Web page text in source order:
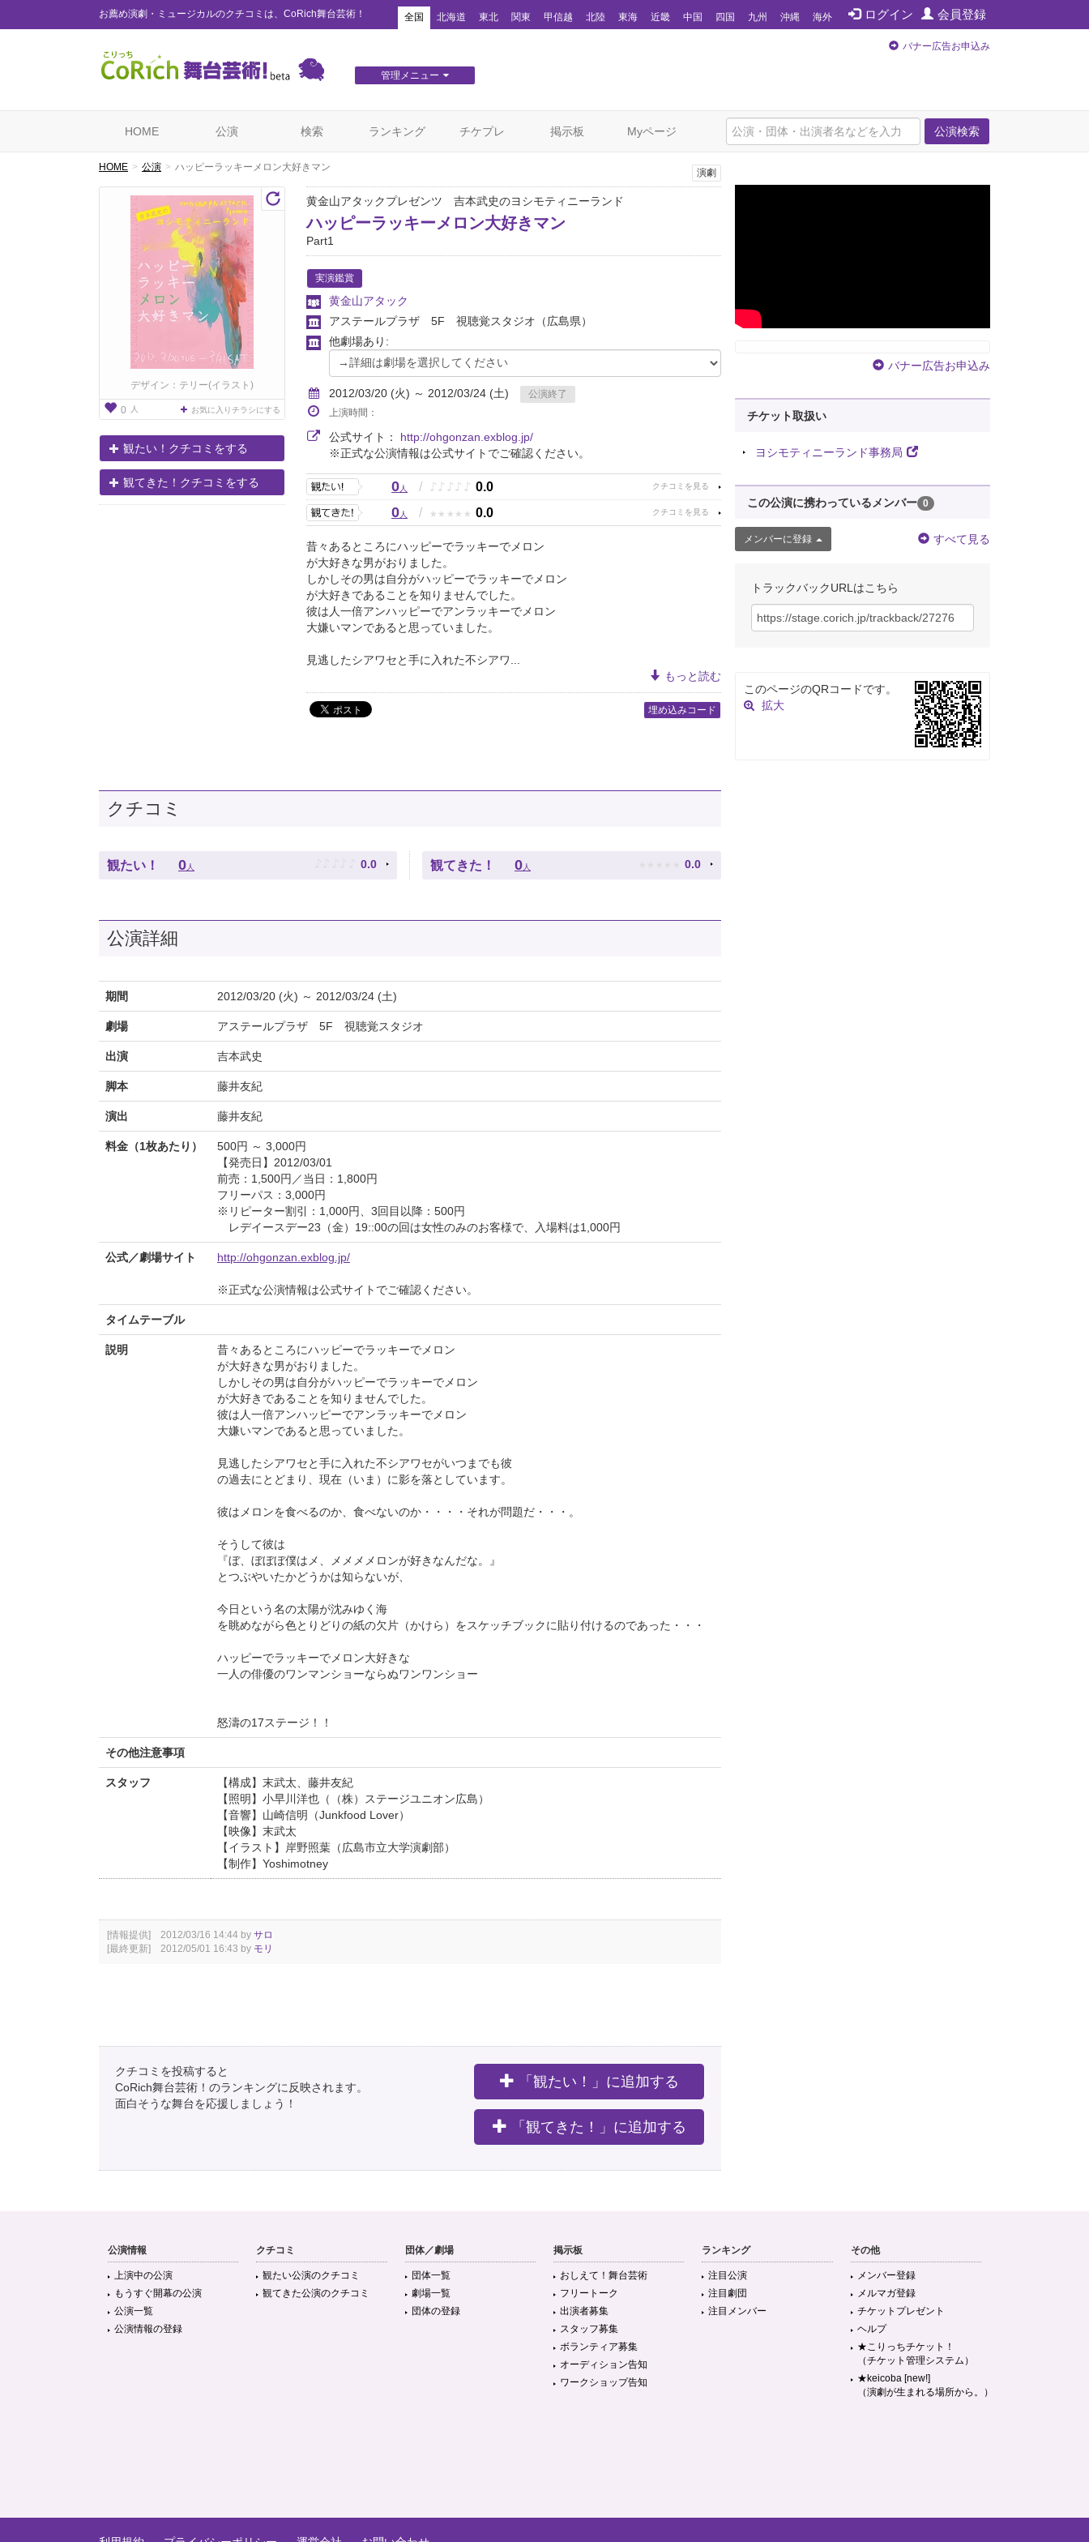
お薦め演劇・ミュージカルのクチコミは、CoRich舞台芸術！ ログイン 会員登録
全国 北海道 東北 関東 甲信越 北陸 東海 近畿 中国 四国 九州 沖縄 海外
管理メニュー
バナー広告お申込み
公演検索
HOME 公演 検索 ランキング チケプレ 掲示板 Myページ
HOME 公演 ハッピーラッキーメロン大好きマン
デザイン：テリー(イラスト)
0 人 お気に入りチラシにする
観たい！クチコミをする
観てきた！クチコミをする
演劇
黄金山アタックプレゼンツ 吉本武史のヨシモティニーランド
ハッピーラッキーメロン大好きマン
Part1
実演鑑賞
黄金山アタック
アステールプラザ 5F 視聴覚スタジオ （広島県）
他劇場あり:
2012/03/20 (火) ～ 2012/03/24 (土)
公演終了
上演時間：
公式サイト： http://ohgonzan.exblog.jp/
※正式な公演情報は公式サイトでご確認ください。
0人 / ♪ ♪ ♪ ♪ ♪ 0.0
0人 / ★ ★ ★ ★ ★ 0.0
昔々あるところにハッピーでラッキーでメロン
が大好きな男がおりました。
しかしその男は自分がハッピーでラッキーでメロン
が大好きであることを知りませんでした。
彼は人一倍アンハッピーでアンラッキーでメロン
大嫌いマンであると思っていました。
見逃したシアワセと手に入れた不シアワ...
もっと読む
埋め込みコード
クチコミ
観たい！ 0 人 ♪ ♪ ♪ ♪ ♪ 0.0 観てきた！ 0 人 ★ ★ ★ ★ ★ 0.0
公演詳細
期間 2012/03/20 (火) ～ 2012/03/24 (土)
劇場 アステールプラザ 5F 視聴覚スタジオ
出演 吉本武史
脚本 藤井友紀
演出 藤井友紀
料金（1枚あたり）
500円 ～ 3,000円
【発売日】2012/03/01
前売：1,500円／当日：1,800円
フリーパス：3,000円
※リピーター割引：1,000円、3回目以降：500円
レデイースデー23（金）19::00の回は女性のみのお客様で、入場料は1,000円
公式／劇場サイト http://ohgonzan.exblog.jp/
※正式な公演情報は公式サイトでご確認ください。
タイムテーブル
説明
昔々あるところにハッピーでラッキーでメロン
が大好きな男がおりました。
しかしその男は自分がハッピーでラッキーでメロン
が大好きであることを知りませんでした。
彼は人一倍アンハッピーでアンラッキーでメロン
大嫌いマンであると思っていました。
見逃したシアワセと手に入れた不シアワセがいつまでも彼
の過去にとどまり、現在（いま）に影を落としています。
彼はメロンを食べるのか、食べないのか・・・・それが問題だ・・・。
そうして彼は
『ぼ、ぼぼぼ僕はメ、メメメメロンが好きなんだな。』
とつぶやいたかどうかは知らないが、
今日という名の太陽が沈みゆく海
を眺めながら色とりどりの紙の欠片（かけら）をスケッチブックに貼り付けるのであった・・・
ハッピーでラッキーでメロン大好きな
一人の俳優のワンマンショーならぬワンワンショー
怒濤の17ステージ！！
その他注意事項
スタッフ
【構成】末武太、藤井友紀
【照明】小早川洋也（（株）ステージユニオン広島）
【音響】山崎信明（Junkfood Lover）
【映像】末武太
【イラスト】岸野照葉（広島市立大学演劇部）
【制作】Yoshimotney
[情報提供] 2012/03/16 14:44 by サロ
[最終更新] 2012/05/01 16:43 by モリ
クチコミを投稿すると
CoRich舞台芸術！のランキングに反映されます。
面白そうな舞台を応援しましょう！
「観たい！」に追加する
「観てきた！」に追加する
バナー広告お申込み
チケット取扱い
ヨシモティニーランド事務局
この公演に携わっているメンバー 0
メンバーに登録 すべて見る
トラックバックURLはこちら
このページのQRコードです。
拡大
公演情報
上演中の公演
もうすぐ開幕の公演
公演一覧
公演情報の登録
クチコミ
観たい公演のクチコミ
観てきた公演のクチコミ
団体／劇場
団体一覧
劇場一覧
団体の登録
掲示板
おしえて！舞台芸術
フリートーク
出演者募集
スタッフ募集
ボランティア募集
オーディション告知
ワークショップ告知
ランキング
注目公演
注目劇団
注目メンバー
その他
メンバー登録
メルマガ登録
チケットプレゼント
ヘルプ
★こりっちチケット！
（チケット管理システム）
★keicoba [new!]
（演劇が生まれる場所から。）